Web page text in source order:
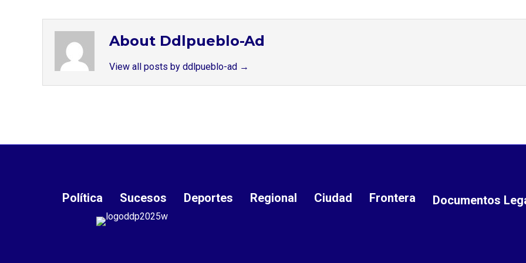
About Ddlpueblo-Ad
View all posts by ddlpueblo-ad →
Política Sucesos Deportes Regional Ciudad Frontera Documentos